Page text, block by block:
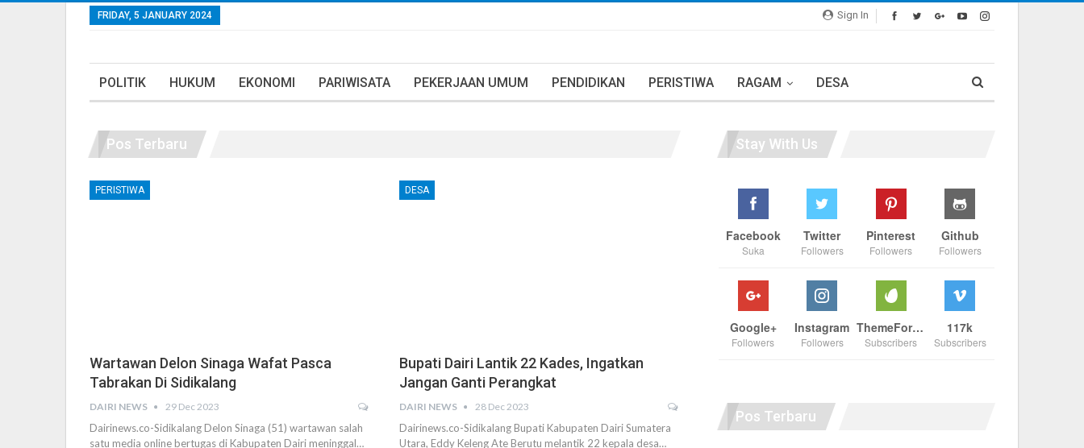
Sign In
FRIDAY, 5 JANUARY 2024
POLITIK HUKUM EKONOMI PARIWISATA PEKERJAAN UMUM PENDIDIKAN PERISTIWA RAGAM DESA
Pos Terbaru
PERISTIWA
Wartawan Delon Sinaga Wafat Pasca
Tabrakan Di Sidikalang
DAIRI NEWS 29 Dec 2023
Dairinews.co-Sidikalang Delon Sinaga (51) wartawan salah
satu media online bertugas di Kabupaten Dairi meninggal…
DESA
Bupati Dairi Lantik 22 Kades, Ingatkan
Jangan Ganti Perangkat
DAIRI NEWS 28 Dec 2023
Dairinews.co-Sidikalang Bupati Kabupaten Dairi Sumatera
Utara, Eddy Keleng Ate Berutu melantik 22 kepala desa…
Stay With Us
Facebook
Suka
Twitter
Followers
Pinterest
Followers
Github
Followers
Google+
Followers
Instagram
Followers
ThemeForest
Subscribers
117k
Subscribers
Pos Terbaru